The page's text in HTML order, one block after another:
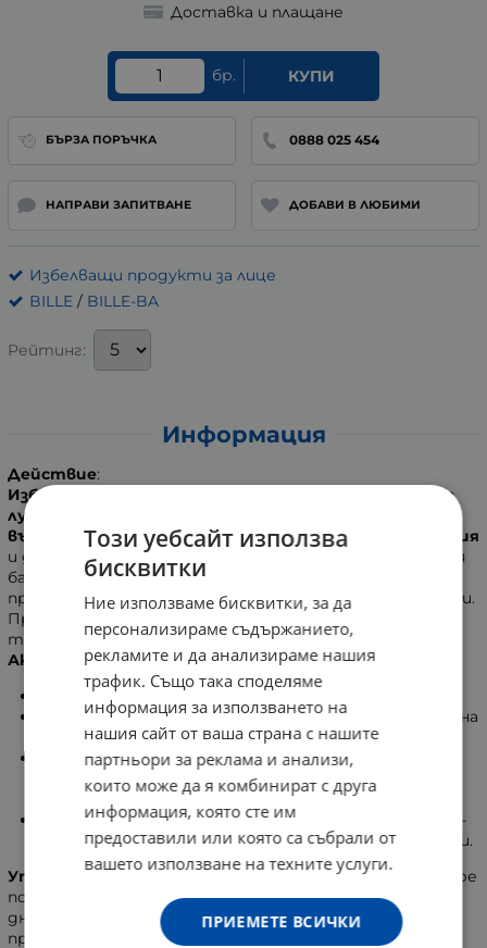
Доставка и плащане
бр. КУПИ
БЪРЗА ПОРЪЧКА 0888 025 454
НАПРАВИ ЗАПИТВАНЕ ДОБАВИ В ЛЮБИМИ
Избелващи продукти за лице
BILLE / BILLE-BA
Рейтинг:
Информация
Действие:
Избелващият крем "Биле-ВА"
отстранява
лунички, пигментация, породена от напредване на
възрастта или след бременност, слънчеви изгаряния
и др. Овлажнява, тонизира и подкрепя водно-липидния
баланс на кожата. Слънцезащитните филтри
предпазват добре кожата от следващи пигментации.
Продуктът е клинично тестван, подходящ за всеки
тип кожа.
Активни съставки:
Алфа-бизаболол
— с доказан избелващо действие.
Алфа-Арбутин— патентована избелваща активна
съставка на Pentapharm — Швейцария.
Биле-фитокомплекс— ефективен комплекс от
родни билки, спомагащи за редуциране на
пигментацията и за избистряне на тена.
Хиалуронова киселина, Витамин Е, алантоин, бета-
каротен, млечна киселина /АНА/, UVA и UVB филтри.
Употреба: Кремът се нанася всяка сутрин върху добре
почистената с избелващия лосион "Биле-ВА" кожа. За
дневна грижа се препоръчва използването на
предпазващ крем "Биле-РН", който да предпази от
Този уебсайт използва
бисквитки
Ние използваме бисквитки, за да
персонализираме съдържанието,
рекламите и да анализираме нашия
трафик. Също така споделяме
информация за използването на
нашия сайт от ваша страна с нашите
партньори за реклама и анализи,
които може да я комбинират с друга
информация, която сте им
предоставили или която са събрали от
вашето използване на техните услуги.
ПРИЕМЕТЕ ВСИЧКИ